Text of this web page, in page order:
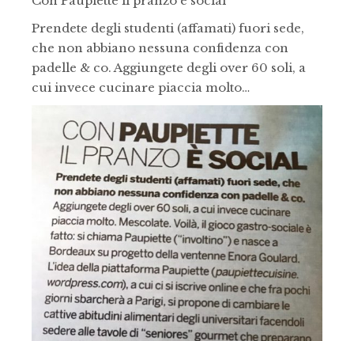
Prendete degli studenti (affamati) fuori sede,
che non abbiano nessuna confidenza con
padelle & co. Aggiungete degli over 60 soli, a
cui invece cucinare piaccia molto…